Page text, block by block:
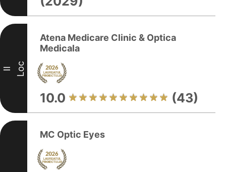
II Loc
Atena Medicare Clinic & Optica
Medicala
10.0 (43)
MC Optic Eyes